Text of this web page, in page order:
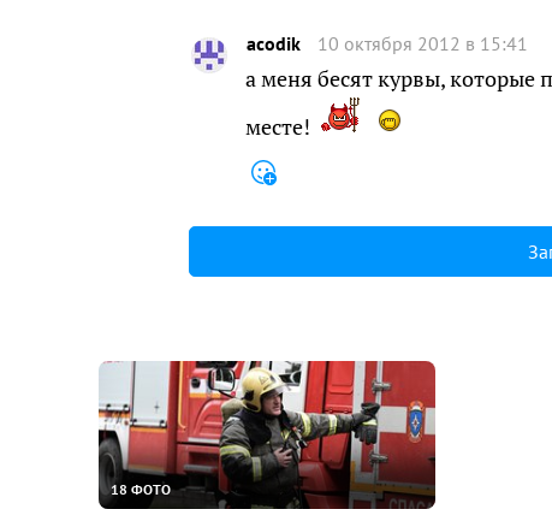
acodik 10 октября 2012 в 15:41
а меня бесят курвы, которые
месте!
18 ФОТО